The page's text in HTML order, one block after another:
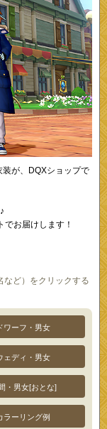
が、DQXショップで
お届けします！
ど）をクリックする
ワーフ・男女
ェディ・男女
・男女[おとな]
ラーリング例